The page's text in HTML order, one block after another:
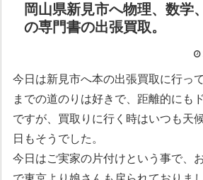
岡山県新見市へ物理、数学
の専門書の出張買取。
今日は新見市へ本の出張買取に行っ
までの道のりは好きで、距離的にも
ですが、買取りに行く時はいつも天
日もそうでした。
今日はご実家の片付けという事で、